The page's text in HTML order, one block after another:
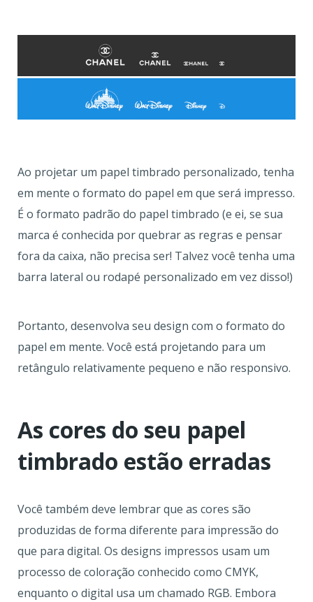
Ao projetar um papel timbrado personalizado, tenha
em mente o formato do papel em que será impresso.
É o formato padrão do papel timbrado (e ei, se sua
marca é conhecida por quebrar as regras e pensar
fora da caixa, não precisa ser! Talvez você tenha uma
barra lateral ou rodapé personalizado em vez disso!)
Portanto, desenvolva seu design com o formato do
papel em mente. Você está projetando para um
retângulo relativamente pequeno e não responsivo.
As cores do seu papel
timbrado estão erradas
Você também deve lembrar que as cores são
produzidas de forma diferente para impressão do
que para digital. Os designs impressos usam um
processo de coloração conhecido como CMYK,
enquanto o digital usa um chamado RGB. Embora